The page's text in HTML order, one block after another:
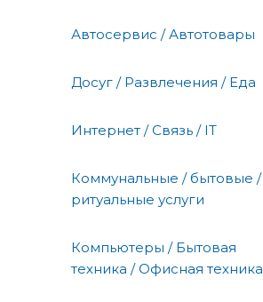
Автосервис / Автотовары
Досуг / Развлечения / Еда
Интернет / Связь / IT
Коммунальные / бытовые /
ритуальные услуги
Компьютеры / Бытовая
техника / Офисная техника